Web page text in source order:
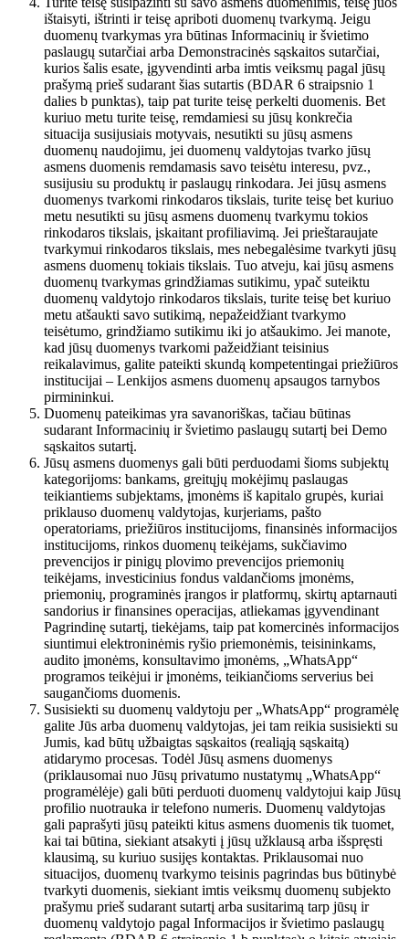
ištaisyti, ištrinti ir teisę apriboti duomenų tvarkymą. Jeigu
duomenų tvarkymas yra būtinas Informacinių ir švietimo
paslaugų sutarčiai arba Demonstracinės sąskaitos sutarčiai,
kurios šalis esate, įgyvendinti arba imtis veiksmų pagal jūsų
prašymą prieš sudarant šias sutartis (BDAR 6 straipsnio 1
dalies b punktas), taip pat turite teisę perkelti duomenis. Bet
kuriuo metu turite teisę, remdamiesi su jūsų konkrečia
situacija susijusiais motyvais, nesutikti su jūsų asmens
duomenų naudojimu, jei duomenų valdytojas tvarko jūsų
asmens duomenis remdamasis savo teisėtu interesu, pvz.,
susijusiu su produktų ir paslaugų rinkodara. Jei jūsų asmens
duomenys tvarkomi rinkodaros tikslais, turite teisę bet kuriuo
metu nesutikti su jūsų asmens duomenų tvarkymu tokios
rinkodaros tikslais, įskaitant profiliavimą. Jei prieštaraujate
tvarkymui rinkodaros tikslais, mes nebegalėsime tvarkyti jūsų
asmens duomenų tokiais tikslais. Tuo atveju, kai jūsų asmens
duomenų tvarkymas grindžiamas sutikimu, ypač suteiktu
duomenų valdytojo rinkodaros tikslais, turite teisę bet kuriuo
metu atšaukti savo sutikimą, nepažeidžiant tvarkymo
teisėtumo, grindžiamo sutikimu iki jo atšaukimo. Jei manote,
kad jūsų duomenys tvarkomi pažeidžiant teisinius
reikalavimus, galite pateikti skundą kompetentingai priežiūros
institucijai – Lenkijos asmens duomenų apsaugos tarnybos
pirmininkui.
Duomenų pateikimas yra savanoriškas, tačiau būtinas
sudarant Informacinių ir švietimo paslaugų sutartį bei Demo
sąskaitos sutartį.
Jūsų asmens duomenys gali būti perduodami šioms subjektų
kategorijoms: bankams, greitųjų mokėjimų paslaugas
teikiantiems subjektams, įmonėms iš kapitalo grupės, kuriai
priklauso duomenų valdytojas, kurjeriams, pašto
operatoriams, priežiūros institucijoms, finansinės informacijos
institucijoms, rinkos duomenų teikėjams, sukčiavimo
prevencijos ir pinigų plovimo prevencijos priemonių
teikėjams, investicinius fondus valdančioms įmonėms,
priemonių, programinės įrangos ir platformų, skirtų aptarnauti
sandorius ir finansines operacijas, atliekamas įgyvendinant
Pagrindinę sutartį, tiekėjams, taip pat komercinės informacijos
siuntimui elektroninėmis ryšio priemonėmis, teisininkams,
audito įmonėms, konsultavimo įmonėms, „WhatsApp“
programos teikėjui ir įmonėms, teikiančioms serverius bei
saugančioms duomenis.
Susisiekti su duomenų valdytoju per „WhatsApp“ programėlę
galite Jūs arba duomenų valdytojas, jei tam reikia susisiekti su
Jumis, kad būtų užbaigtas sąskaitos (realiąją sąskaitą)
atidarymo procesas. Todėl Jūsų asmens duomenys
(priklausomai nuo Jūsų privatumo nustatymų „WhatsApp“
programėlėje) gali būti perduoti duomenų valdytojui kaip Jūsų
profilio nuotrauka ir telefono numeris. Duomenų valdytojas
gali paprašyti jūsų pateikti kitus asmens duomenis tik tuomet,
kai tai būtina, siekiant atsakyti į jūsų užklausą arba išspręsti
klausimą, su kuriuo susijęs kontaktas. Priklausomai nuo
situacijos, duomenų tvarkymo teisinis pagrindas bus būtinybė
tvarkyti duomenis, siekiant imtis veiksmų duomenų subjekto
prašymu prieš sudarant sutartį arba susitarimą tarp jūsų ir
duomenų valdytojo pagal Informacijos ir švietimo paslaugų